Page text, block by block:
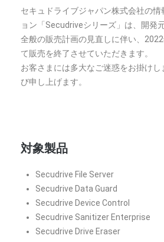
セキュドライブジャパン株式会社の
ョン「Secudriveシリーズ」は、開発
全般の販売計画の見直しに伴い、
て販売を終了させていただきます。
お客さまには多大なご迷惑をお掛け
び申し上げます。
対象製品
Secudrive File Server
Secudrive Data Guard
Secudrive Device Control
Secudrive Sanitizer Enterprise
Secudrive Drive Eraser